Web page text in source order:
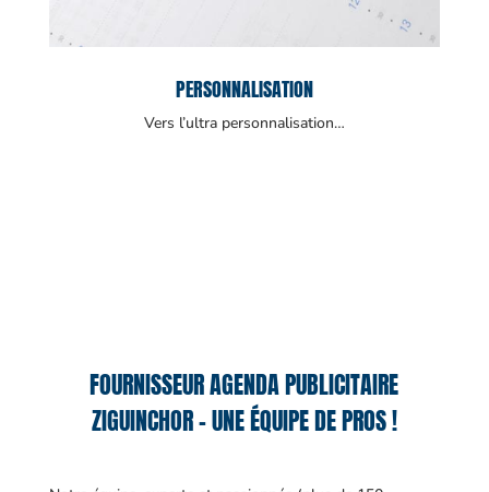
PERSONNALISATION
Vers l’ultra personnalisation…
FOURNISSEUR AGENDA PUBLICITAIRE
ZIGUINCHOR – UNE ÉQUIPE DE PROS !